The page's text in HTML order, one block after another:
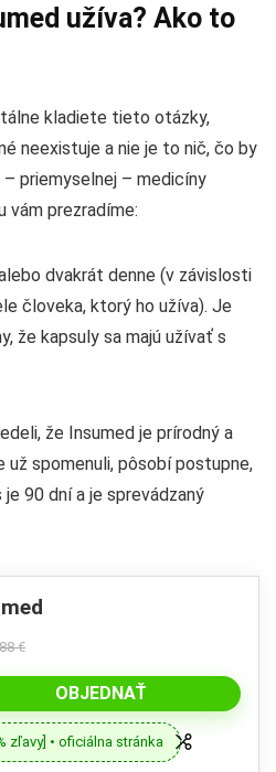
užíva? Ako to
kladiete tieto otázky,
neexistuje a nie je to nič, čo by
priemyselnej – medicíny
vám prezradíme:
dvakrát denne (v závislosti
človeka, ktorý ho užíva). Je
že kapsuly sa majú užívať s
že Insumed je prírodný a
už spomenuli, pôsobí postupne,
90 dní a je sprevádzaný
88 €
OBJEDNAŤ
zľavy] • oficiálna stránka